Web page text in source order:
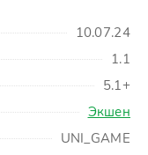
10.07.24
1.1
5.1+
Экшен
UNI_GAME